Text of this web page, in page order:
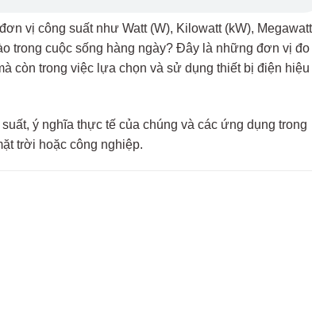
vị công suất như Watt (W), Kilowatt (kW), Megawatt
trong cuộc sống hàng ngày? Đây là những đơn vị đo
còn trong việc lựa chọn và sử dụng thiết bị điện hiệu
ý nghĩa thực tế của chúng và các ứng dụng trong
trời hoặc công nghiệp.